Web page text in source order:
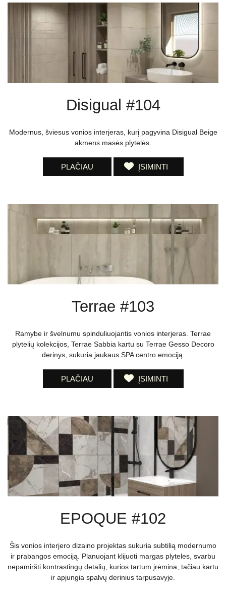
Disigual #104
Modernus, šviesus vonios interjeras, kurį pagyvina Disigual Beige
akmens masės plytelės.
PLAČIAU ĮSIMINTI
Terrae #103
Ramybe ir švelnumu spinduliuojantis vonios interjeras. Terrae
plytelių kolekcijos, Terrae Sabbia kartu su Terrae Gesso Decoro
derinys, sukuria jaukaus SPA centro emociją.
PLAČIAU ĮSIMINTI
EPOQUE #102
Šis vonios interjero dizaino projektas sukuria subtilią modernumo
ir prabangos emociją. Planuojant klijuoti margas plyteles, svarbu
nepamiršti kontrastingų detalių, kurios tartum įrėmina, tačiau kartu
ir apjungia spalvų derinius tarpusavyje.